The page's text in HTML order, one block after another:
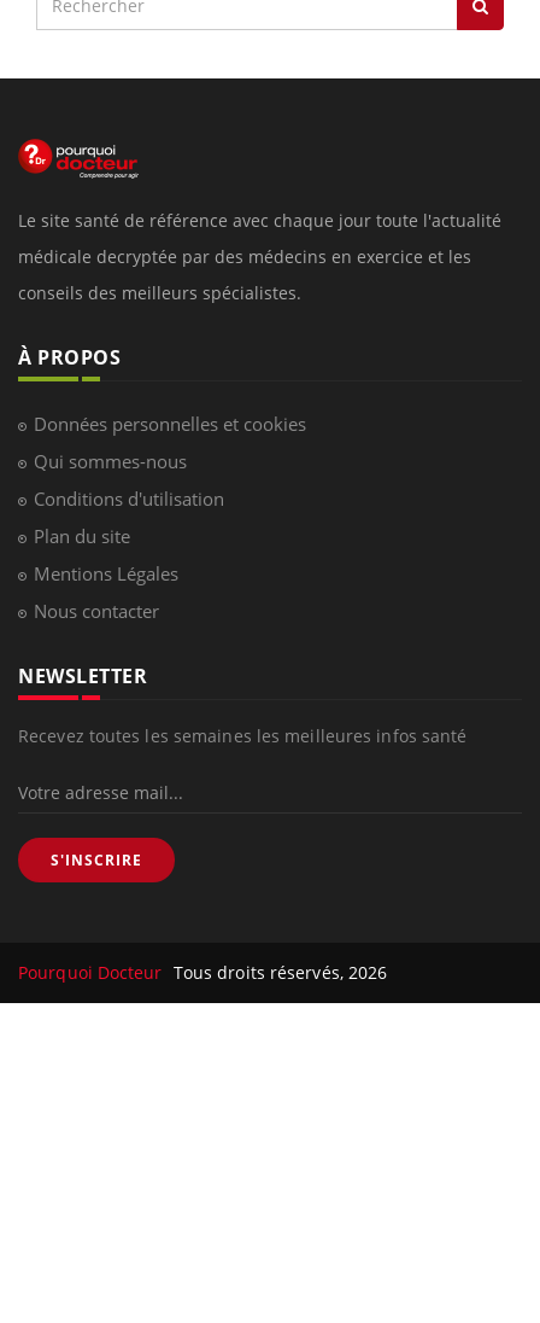
Le site santé de référence avec chaque jour toute l'actualité
médicale decryptée par des médecins en exercice et les
conseils des meilleurs spécialistes.
À PROPOS
Données personnelles et cookies
Qui sommes-nous
Conditions d'utilisation
Plan du site
Mentions Légales
Nous contacter
NEWSLETTER
Recevez toutes les semaines les meilleures infos santé
S'INSCRIRE
Pourquoi Docteur Tous droits réservés, 2026